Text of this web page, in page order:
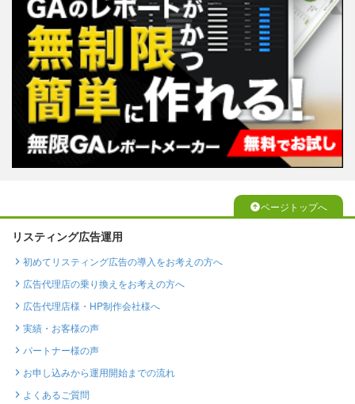
ページトップへ
リスティング広告運用
初めてリスティング広告の導入をお考えの方へ
広告代理店の乗り換えをお考えの方へ
広告代理店様・HP制作会社様へ
実績・お客様の声
パートナー様の声
お申し込みから運用開始までの流れ
よくあるご質問